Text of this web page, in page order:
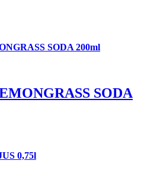
SODA